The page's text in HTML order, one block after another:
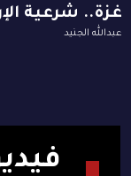
غزة.. شرعية
عبدالله الجنيد